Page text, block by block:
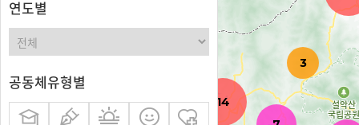
연도별
공동체유형별
14
5
3